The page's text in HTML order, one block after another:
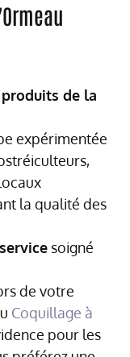
produits de la
expérimentée
la qualité des
service soigné
de votre
Coquillage à
pour les